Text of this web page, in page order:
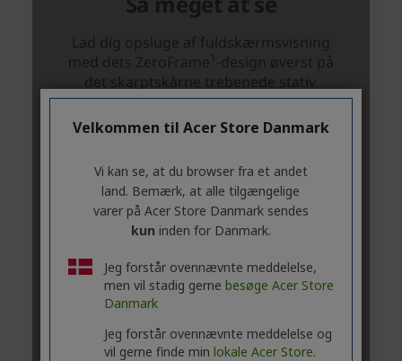
Velkommen til Acer Store Danmark
Vi kan se, at du browser fra et andet
land. Bemærk, at alle tilgængelige
varer på Acer Store Danmark sendes
kun inden for Danmark.
Jeg forstår ovennævnte meddelelse,
men vil stadig gerne besøge Acer Store
Danmark
Jeg forstår ovennævnte meddelelse og
vil gerne finde min lokale Acer Store.